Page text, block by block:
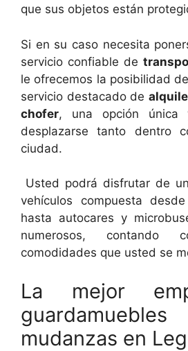
que sus objetos están
Si en su caso necesita
servicio confiable de
le ofrecemos la posibilidad
servicio destacado de
chofer, una opción única
desplazarse tanto dentro
ciudad.
Usted podrá disfrutar de
vehículos compuesta
hasta autocares y
numerosos,
comodidades que usted se
La mejor
mudanzas en